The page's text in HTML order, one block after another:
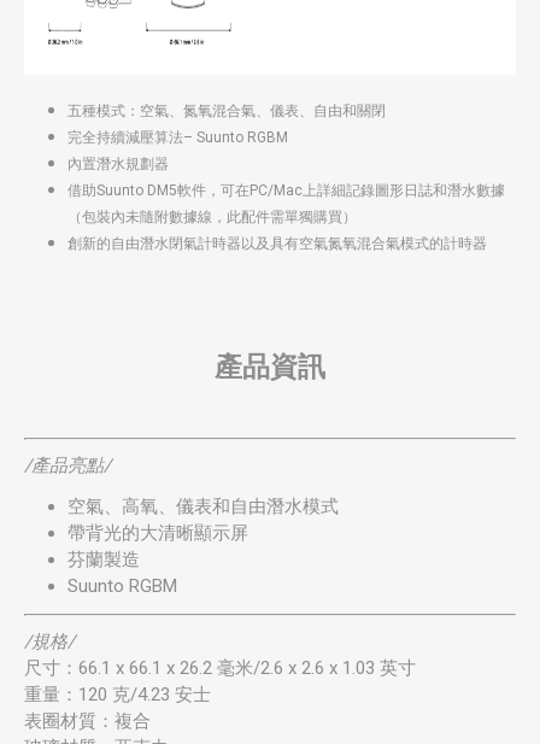
五種模式：空氣、氮氧混合氣、儀表、自由和關閉
完全持續減壓算法– Suunto RGBM
內置潛水規劃器
借助Suunto DM5軟件 ，可在PC/Mac上詳細記錄圖形日誌和潛水數據
（包裝內未隨附數據線，此配件需單獨購買）
創新的自由潛水閉氣計時器以及具有空氣氮氧混合氣模式的計時器
產品資訊
/產品亮點/
空氣、高氧、儀表和自由潛水模式
帶背光的大清晰顯示屏
芬蘭製造
Suunto RGBM
/規格/
尺寸：66.1 x 66.1 x 26.2 毫米/2.6 x 2.6 x 1.03 英寸
重量：120 克/4.23 安士
表圈材質：複合